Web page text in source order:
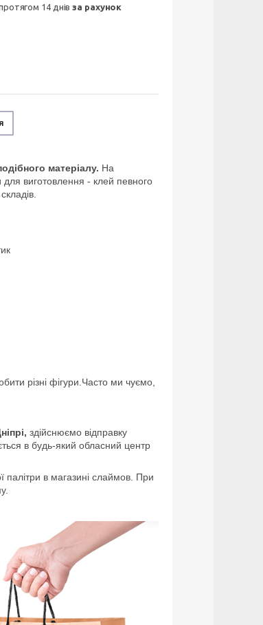
14 днівза рахунок
матеріалу. На
виготовлення - клей певного
різні фігури.Часто ми чуємо,
здійснюємо відправку
в будь-який обласний центр
палітри в магазині слаймов. При